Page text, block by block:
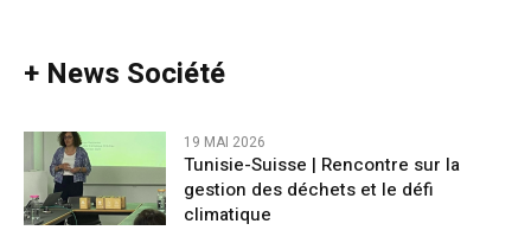
+ News Société
19 MAI 2026
Tunisie-Suisse | Rencontre sur la
gestion des déchets et le défi
climatique